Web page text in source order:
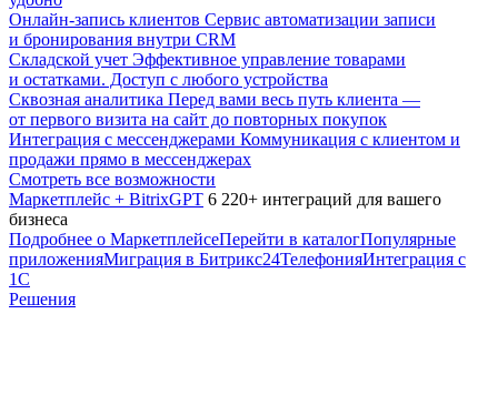
Онлайн-запись клиентов Сервис автоматизации записи
и бронирования внутри CRM
Складской учет Эффективное управление товарами
и остатками. Доступ с любого устройства
Сквозная аналитика Перед вами весь путь клиента —
от первого визита на сайт до повторных покупок
Интеграция с мессенджерами Коммуникация с клиентом и
продажи прямо в мессенджерах
Смотреть все возможности
Маркетплейс + BitrixGPT 6 220+ интеграций для вашего
бизнеса
Подробнее о МаркетплейсеПерейти в каталогПопулярные
приложенияМиграция в Битрикс24ТелефонияИнтеграция с
1С
Решения